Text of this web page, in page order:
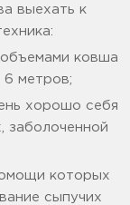
выехать к
ковша
6 метров;
хорошо себя
заболоченной
которых
сыпучих